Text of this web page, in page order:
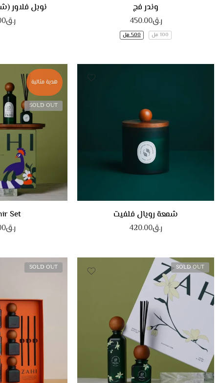
وندر فج
ر.ق450.00
100 مل 500 مل
نوبل فلاور (شمعة
ر.ق
شمعة رويال فلفيت
ر.ق420.00
هدية مثالية
SOLD OUT
Set
ر.ق
SOLD OUT
SOLD OUT